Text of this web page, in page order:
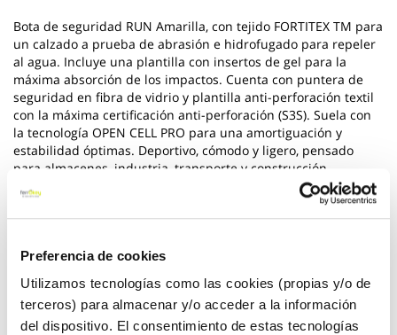
Preferencia de cookies
Utilizamos tecnologías como las cookies (propias y/o de
terceros) para almacenar y/o acceder a la información
del dispositivo. El consentimiento de estas tecnologías
Bota de seguridad RUN Amarilla, con tejido FORTITEX TM para
un calzado a prueba de abrasión e hidrofugado para repeler
al agua. Incluye una plantilla con insertos de gel para la
máxima absorción de los impactos. Cuenta con puntera de
seguridad en fibra de vidrio y plantilla anti-perforación textil
con la máxima certificación anti-perforación (S3S). Suela con
la tecnología OPEN CELL PRO para una amortiguación y
estabilidad óptimas. Deportivo, cómodo y ligero, pensado
para almacenes, industria, transporte y construcción.
Ver más
Añadir al carrito
de
imágenes